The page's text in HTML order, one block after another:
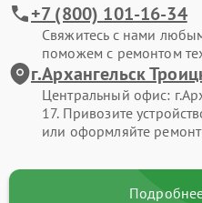
+7 (800) 101-16-34
Свяжитесь с нами
поможем с ремонтом
г.Архангельск
Центральный офис:
17. Привозите
или оформляйте ремонт